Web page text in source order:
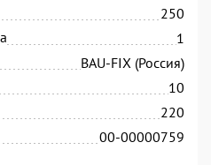
250
1
BAU-FIX (Россия)
10
220
00-00000759